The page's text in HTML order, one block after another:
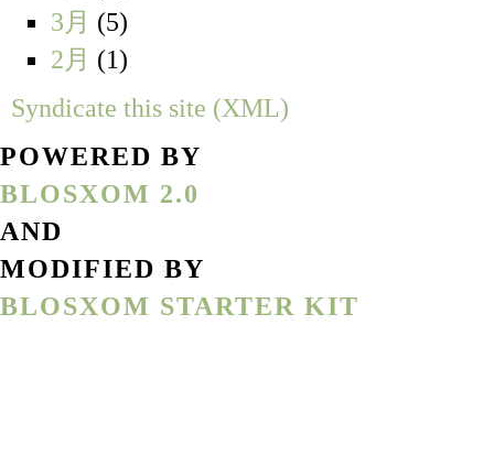
3月 (5)
2月 (1)
Syndicate this site (XML)
POWERED BY
BLOSXOM 2.0
AND
MODIFIED BY
BLOSXOM STARTER KIT